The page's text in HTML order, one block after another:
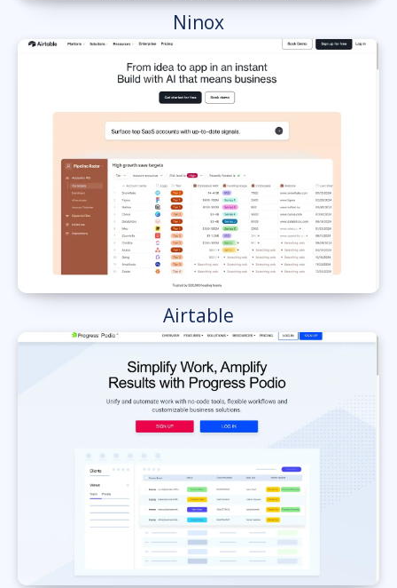
Ninox
Airtable